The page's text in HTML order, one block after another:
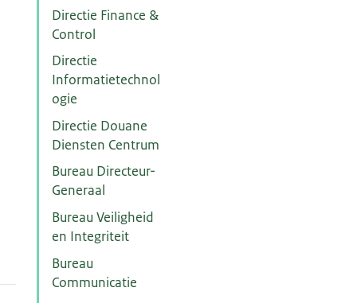
Directie Finance &
Control
Directie
Informatietechnol
ogie
Directie Douane
Diensten Centrum
Bureau Directeur-
Generaal
Bureau Veiligheid
en Integriteit
Bureau
Communicatie